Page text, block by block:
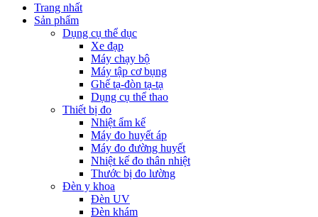
Trang nhất
Sản phẩm
Dụng cụ thể dục
Xe đạp
Máy chạy bộ
Máy tập cơ bụng
Ghế tạ-đòn tạ-tạ
Dụng cụ thể thao
Thiết bị đo
Nhiệt ẩm kế
Máy đo huyết áp
Máy đo đường huyết
Nhiệt kế đo thân nhiệt
Thước bị đo lường
Đèn y khoa
Đèn UV
Đèn khám